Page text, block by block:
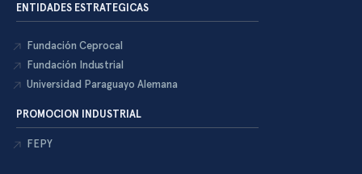
ENTIDADES ESTRATEGICAS
Fundación Ceprocal
Fundación Industrial
Universidad Paraguayo Alemana
PROMOCION INDUSTRIAL
FEPY